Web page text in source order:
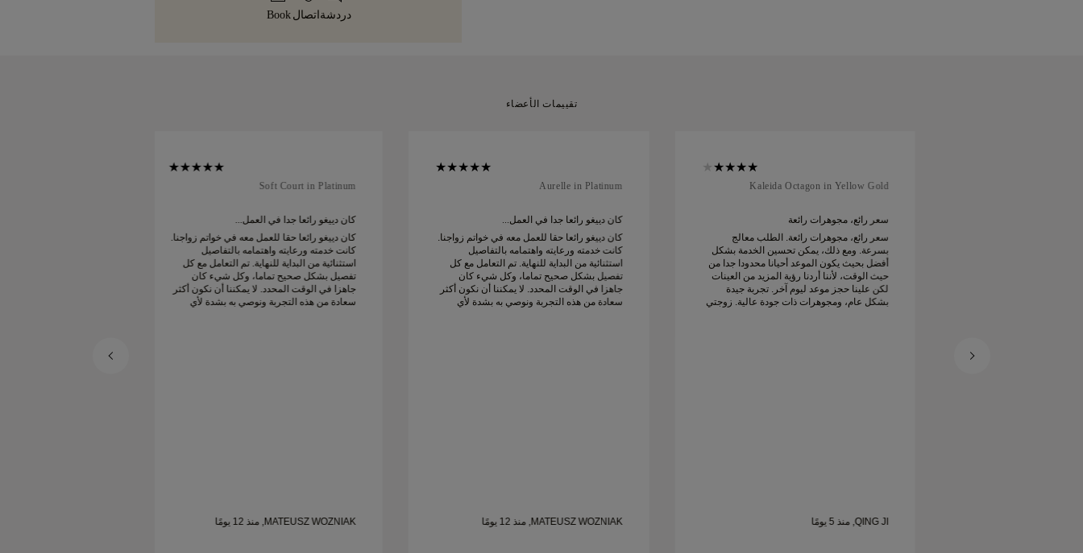
يمكنك إرجاعها أو استبدالها في أقل من 30 يوماً.
دردشة اتصال Book
تقييمات الأعضاء
Kaleida Octagon in Yellow Gold
سعر رائع، مجوهرات رائعة
سعر رائع، مجوهرات رائعة. الطلب معالج
بسرعة. ومع ذلك، يمكن تحسين الخدمة بشكل
أفضل بحيث يكون الموعد أحيانا محدودا جدا من
حيث الوقت، لأننا أردنا رؤية المزيد من العينات
لكن علينا حجز موعد ليوم آخر. تجربة جيدة
بشكل عام، ومجوهرات ذات جودة عالية. زوجتي
QING JI, منذ 5 يومًا
Aurelle in Platinum
كان دييغو رائعا جدا في العمل...
كان دييغو رائعا حقا للعمل معه في خواتم زواجنا.
كانت خدمته ورعايته واهتمامه بالتفاصيل
استثنائية من البداية للنهاية. تم التعامل مع كل
تفصيل بشكل صحيح تماما، وكل شيء كان
جاهزا في الوقت المحدد. لا يمكننا أن نكون أكثر
سعادة من هذه التجربة ونوصي به بشدة لأي
MATEUSZ WOZNIAK, منذ 12 يومًا
Soft Court in Platinum
كان دييغو رائعا جدا في العمل...
كان دييغو رائعا حقا للعمل معه في خواتم زواجنا.
كانت خدمته ورعايته واهتمامه بالتفاصيل
استثنائية من البداية للنهاية. تم التعامل مع كل
تفصيل بشكل صحيح تماما، وكل شيء كان
جاهزا في الوقت المحدد. لا يمكننا أن نكون أكثر
سعادة من هذه التجربة ونوصي به بشدة لأي
MATEUSZ WOZNIAK, منذ 12 يومًا